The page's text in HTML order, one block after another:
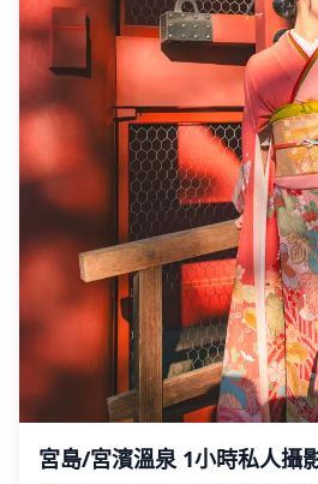
9d717fd64d99.jpg) ![]
(https://assets.hldycdn.com/
e613822ca34f.jpg) ![]
(https://assets.hldycdn.com/
1652ffe5f2c4.jpg)
宮島/宮濱溫泉 1小時私人攝